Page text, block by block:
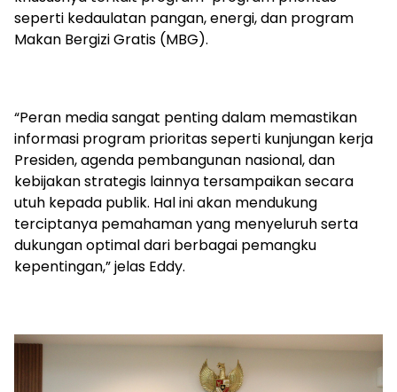
seperti kedaulatan pangan, energi, dan program
Makan Bergizi Gratis (MBG).
“Peran media sangat penting dalam memastikan
informasi program prioritas seperti kunjungan kerja
Presiden, agenda pembangunan nasional, dan
kebijakan strategis lainnya tersampaikan secara
utuh kepada publik. Hal ini akan mendukung
terciptanya pemahaman yang menyeluruh serta
dukungan optimal dari berbagai pemangku
kepentingan,” jelas Eddy.